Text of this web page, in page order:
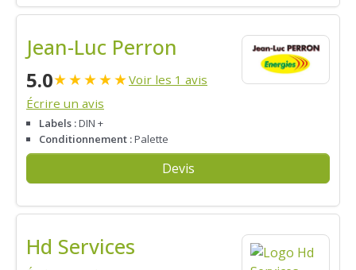
Jean-Luc Perron
5.0★★★★★Voir les 1 avis
Écrire un avis
Labels :DIN +
Conditionnement :Palette
Devis
Hd Services